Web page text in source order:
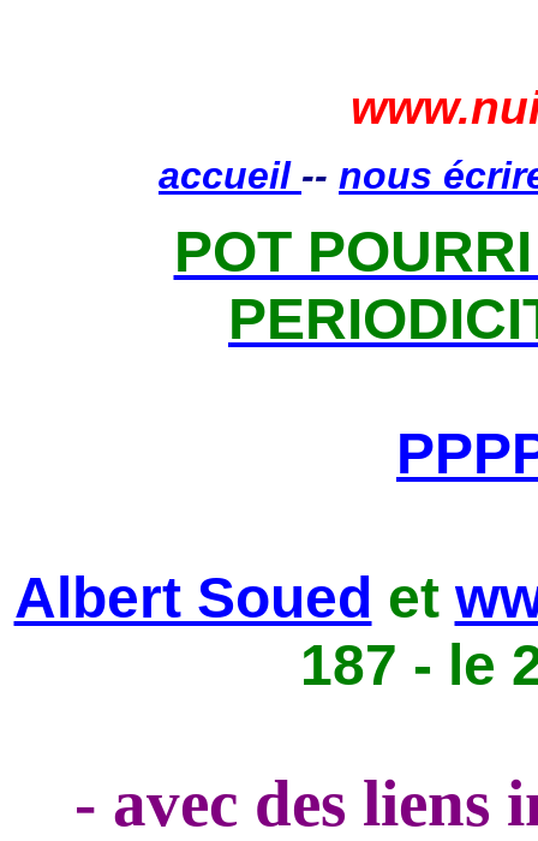
accueil -- nous
POT
Albert Soued et
187 - le
- avec des liens